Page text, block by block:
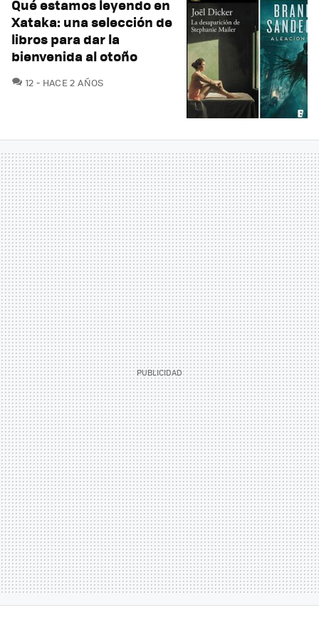
Qué estamos leyendo en
Xataka: una selección de
libros para dar la
bienvenida al otoño
12 COMENTARIOS
HACE 2 AÑOS